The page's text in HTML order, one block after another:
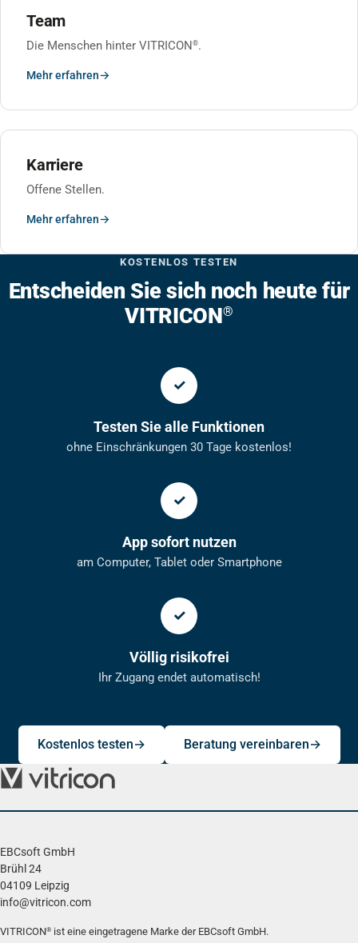
Team
Die Menschen hinter VITRICON®.
Mehr erfahren
Karriere
Offene Stellen.
Mehr erfahren
KOSTENLOS TESTEN
Entscheiden Sie sich noch heute für
VITRICON®
Testen Sie alle Funktionen
ohne Einschränkungen 30 Tage kostenlos!
App sofort nutzen
am Computer, Tablet oder Smartphone
Völlig risikofrei
Ihr Zugang endet automatisch!
Kostenlos testen Beratung vereinbaren
EBCsoft GmbH
Brühl 24
04109 Leipzig
info@vitricon.com
VITRICON® ist eine eingetragene Marke der EBCsoft GmbH.